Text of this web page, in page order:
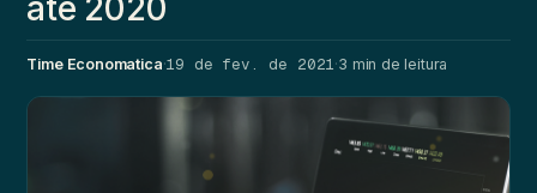
até 2020
Time Economatica·19 de fev. de 2021·3 min de leitura